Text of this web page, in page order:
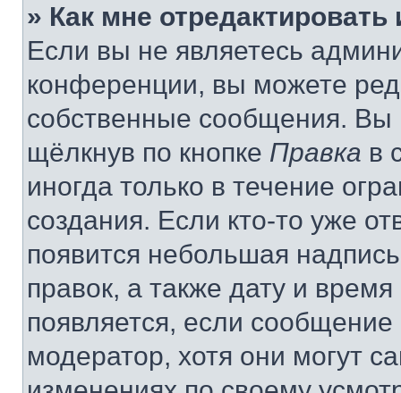
» Как мне
Если вы не являетесь
конференции, вы можете
собственные сообщения. Вы
щёлкнув по кнопке Правка в
иногда только в течение
создания. Если кто-то уже
появится небольшая
правок, а также дату и
появляется, если
модератор, хотя они могут